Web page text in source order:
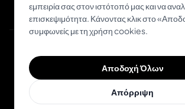
Πολιτική ΑπορρήτουΌροι Χρήσης
εμπειρία σας στον ιστότοπό μας και να
επισκεψιμότητα. Κάνοντας κλικ στο
συμφωνείς με τη χρήση cookies.
Αποδοχή Όλων
Απόρριψη